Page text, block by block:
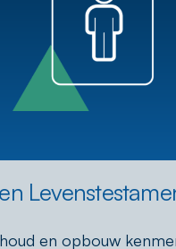
en opbouw